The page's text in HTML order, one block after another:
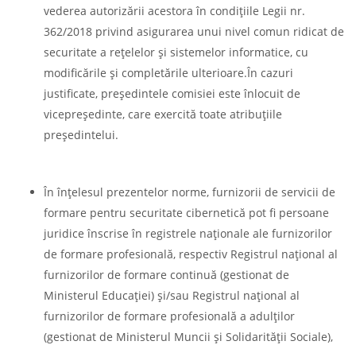
vederea autorizării acestora în condiţiile Legii nr.
362/2018 privind asigurarea unui nivel comun ridicat de
securitate a reţelelor şi sistemelor informatice, cu
modificările şi completările ulterioare.În cazuri
justificate, preşedintele comisiei este înlocuit de
vicepreşedinte, care exercită toate atribuţiile
preşedintelui.
În înţelesul prezentelor norme, furnizorii de servicii de
formare pentru securitate cibernetică pot fi persoane
juridice înscrise în registrele naţionale ale furnizorilor
de formare profesională, respectiv Registrul naţional al
furnizorilor de formare continuă (gestionat de
Ministerul Educaţiei) şi/sau Registrul naţional al
furnizorilor de formare profesională a adulţilor
(gestionat de Ministerul Muncii şi Solidarităţii Sociale),